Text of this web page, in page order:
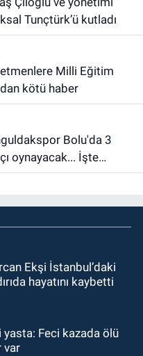
Tunçtürk’ü kutladı
kötü haber
oynayacak... İşte
yaşadı
Ekşi İstanbul’daki
hayatını kaybetti
yasta: Feci kazada ölü
var